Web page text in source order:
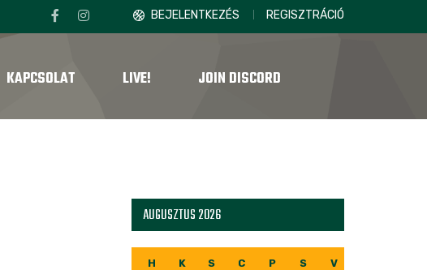
BEJELENTKEZÉS REGISZTRÁCIÓ
KAPCSOLAT LIVE! JOIN DISCORD
AUGUSZTUS 2026
H K S C P S V